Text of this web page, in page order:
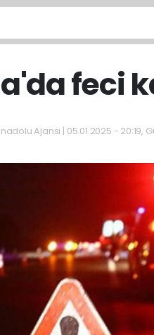
feci
Ajansı | 05.01.2025 - 20:19,